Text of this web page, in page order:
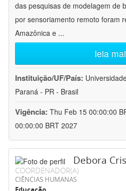
das pesquisas de modelagem de
por sensoriamento remoto foram
Amazônica e ...
leia
Instituição/UF/País:
Paraná - PR - Brasil
Vigência: Thu Feb 15 00:00:00
00:00:00 BRT 2027
Debora
COORDENADOR(A)
CIÊNCIAS HUMANAS